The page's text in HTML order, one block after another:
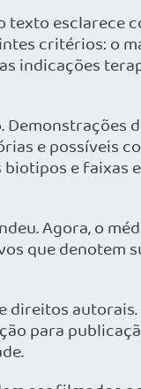
esclarece
critérios: o
indicações
e possíveis
e faixas
Agora, o
que denotem
direitos
para